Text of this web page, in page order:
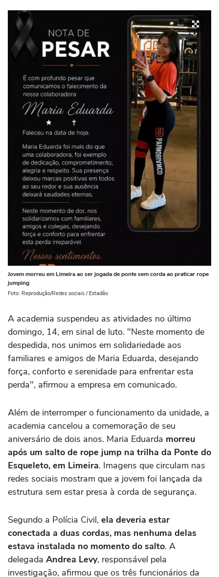
Jovem morreu em Limeira ao ser jogada de ponte sem corda ao praticar rope
jumping
Foto: Reprodução/Redes sociais / Estadão
A academia suspendeu as atividades no último
domingo, 14, em sinal de luto. "Neste momento de
despedida, nos unimos em solidariedade aos
familiares e amigos de Maria Eduarda, desejando
força, conforto e serenidade para enfrentar esta
perda", afirmou a empresa em comunicado.
Além de interromper o funcionamento da unidade, a
academia cancelou a comemoração de seu
aniversário de dois anos. Maria Eduarda morreu
após um salto de rope jump na trilha da Ponte do
Esqueleto, em Limeira. Imagens que circulam nas
redes sociais mostram que a jovem foi lançada da
estrutura sem estar presa à corda de segurança.
Segundo a Polícia Civil, ela deveria estar
conectada a duas cordas, mas nenhuma delas
estava instalada no momento do salto. A
delegada Andrea Levy, responsável pela
investigação, afirmou que os três funcionários da